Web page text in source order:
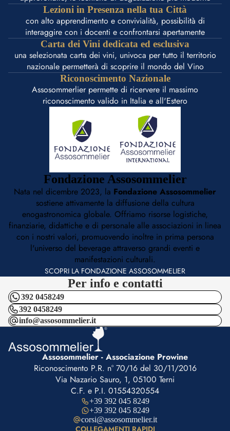
Lezioni in Presenza nella tua Città
con alto apprendimento e convivialità, possibilità di
interaggire con i docenti e confrontarsi apertamente
Carta dei Vini dedicata ed esclusiva
una selezionata carta dei vini, univoca per tutto il territorio
nazionale permetterà di scoprire il mondo del Vino
Riconoscimento Nazionale
Assosommerlier permette di ricervere il massimo
riconoscimento valido in Italia e all'Estero
Fondazione Assosommelier
Nata nel dicembre 2023, la Fondazione Assosommelier
sostiene attivamente la diffusione della cultura
enogastronomica globale. Offriamo risorse logistiche,
finanziarie, didattiche e di personale alle associazioni in linea
con i nostri valori, promuovendo inoltre in prima persona
l'universo del beverage attraverso grandi eventi e
manifestazioni culturali.
SCOPRI LA FONDAZIONE ASSOSOMMELIER
Per info e contatti
392 0458249
392 0458249
info@assosommelier.it
Assosommelier - Associazione Prowine
Riconoscimento P.R. n° 70/16 del 30/11/2016
Via Nazario Sauro, 1, 05100 Terni
C.F. e P.I. 01554320554
+39 392 045 8249
+39 392 045 8249
corsi@assosommelier.it